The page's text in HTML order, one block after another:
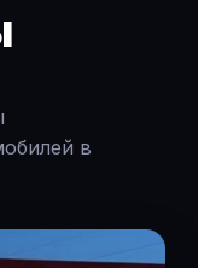
в